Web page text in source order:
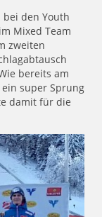
den Youth
Mixed Team
zweiten
bereits am
super Sprung
damit für die